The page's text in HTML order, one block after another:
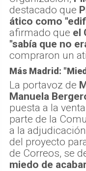
destacado que
ático como
afirmado que el
"sabía que no
compraron un
Más Madrid:
La portavoz de
Manuela
puesta a la
parte de la
a la
del proyecto
de Correos, se
miedo de